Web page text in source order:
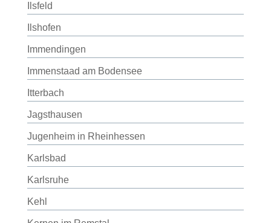
Ilsfeld
Ilshofen
Immendingen
Immenstaad am Bodensee
Itterbach
Jagsthausen
Jugenheim in Rheinhessen
Karlsbad
Karlsruhe
Kehl